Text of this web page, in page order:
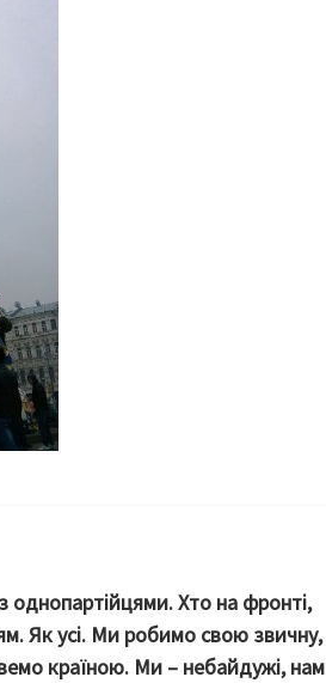
Хто на фронті,
Як усі. Ми робимо свою звичну,
країною. Ми – небайдужі, нам